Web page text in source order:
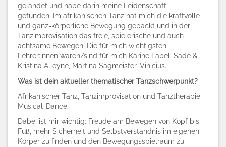
gelandet und habe darin meine Leidenschaft
gefunden. Im afrikanischen Tanz hat mich die kraftvolle
und ganz-körperliche Bewegung gepackt und in der
Tanzimprovisation das freie, spielerische und auch
achtsame Bewegen. Die für mich wichtigsten
Lehrer:innen waren/sind für mich Karine Label, Sadé &
Kristina Alleyne, Martina Sagmeister, Vinicius.
Was ist dein aktueller thematischer Tanzschwerpunkt?
Afrikanischer Tanz, Tanzimprovisation und Tanztherapie,
Musical-Dance.
Dabei ist mir wichtig: Freude am Bewegen von Kopf bis
Fuß, mehr Sicherheit und Selbstverständnis im eigenen
Körper zu finden und den Bewegungsspielraum zu